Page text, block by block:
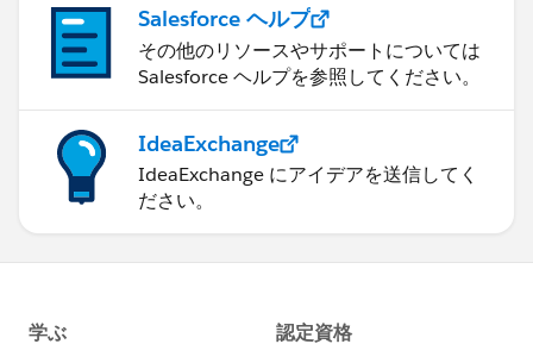
Salesforce ヘルプ
その他のリソースやサポートについては
Salesforce ヘルプを参照してください。
IdeaExchange
IdeaExchange にアイデアを送信してく
ださい。